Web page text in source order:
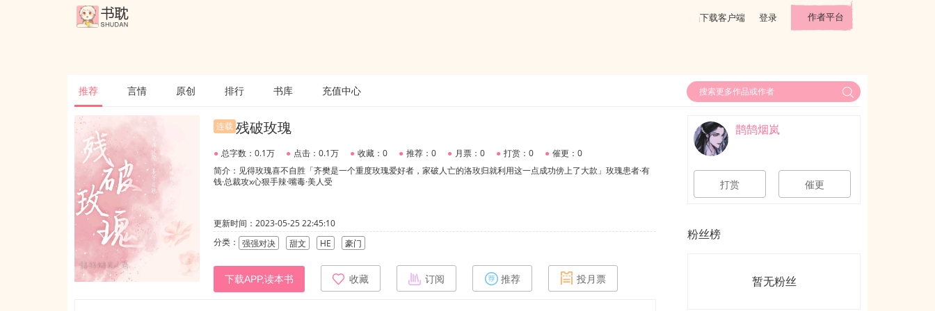
下载客户端 登录 作者平台
推荐 言情 原创 排行 书库 充值中心
连载 残破玫瑰
● 总字数：0.1万 ● 点击：0.1万 ● 收藏：0 ● 推荐：0 ● 月票：0 ● 打赏：0 ● 催更：0
简介：见得玫瑰喜不自胜「齐樊是一个重度玫瑰爱好者，家破人亡的洛玫归就利用这一点成功傍上了大款」玫瑰患者·有
钱·总裁攻x心狠手辣·嘴毒·美人受
更新时间：2023-05-25 22:45:10
分类： 强强对决 甜文 HE 豪门
下载APP,读本书 收藏 订阅 推荐 投月票
鹊鹄烟岚
打赏 催更
粉丝榜
暂无粉丝